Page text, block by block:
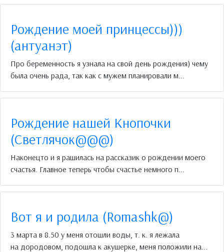
Рождение моей принцессы)))
(антуанэт)
Про беременность я узнала на свой день рождения) чему
была очень рада, так как с мужем планировали м...
Рождение нашей Кнопочки
(Светлячок@@@)
Наконецто и я рашилась на рассказик о рождении моего
счастья. Главное теперь чтобы счастье немного п...
Вот я и родила (Romashk@)
3 марта в 8.50 у меня отошли воды, т. к. я лежала
на дородовом, подошла к акушерке, меня положили на...